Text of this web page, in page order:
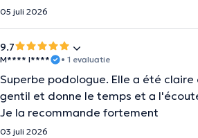
05 juli 2026
9.7
M**** I**** • 1 evaluatie
Superbe podologue. Elle a été
gentil et donne le temps et a
Je la recommande fortement
03 juli 2026